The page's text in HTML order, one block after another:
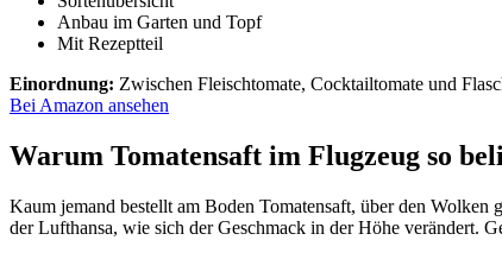
Anbau im Garten und Topf
Mit Rezeptteil
Einordnung: Zwischen Fleischtomate, Cocktailtomate und
Bei Amazon ansehen
Warum Tomatensaft im Flugzeug so
Kaum jemand bestellt am Boden Tomatensaft, über den
der Lufthansa, wie sich der Geschmack in der Höhe verändert.